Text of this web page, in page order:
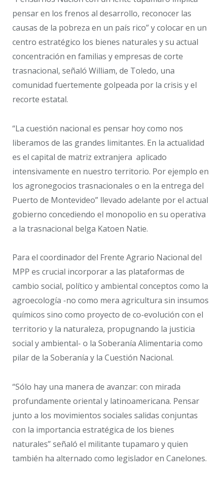
pensar en los frenos al desarrollo, reconocer las
causas de la pobreza en un país rico” y colocar en un
centro estratégico los bienes naturales y su actual
concentración en familias y empresas de corte
trasnacional, señaló William, de Toledo, una
comunidad fuertemente golpeada por la crisis y el
recorte estatal.
“La cuestión nacional es pensar hoy como nos
liberamos de las grandes limitantes. En la actualidad
es el capital de matriz extranjera aplicado
intensivamente en nuestro territorio. Por ejemplo en
los agronegocios trasnacionales o en la entrega del
Puerto de Montevideo” llevado adelante por el actual
gobierno concediendo el monopolio en su operativa
a la trasnacional belga Katoen Natie.
Para el coordinador del Frente Agrario Nacional del
MPP es crucial incorporar a las plataformas de
cambio social, político y ambiental conceptos como la
agroecología -no como mera agricultura sin insumos
químicos sino como proyecto de co-evolución con el
territorio y la naturaleza, propugnando la justicia
social y ambiental- o la Soberanía Alimentaria como
pilar de la Soberanía y la Cuestión Nacional.
“Sólo hay una manera de avanzar: con mirada
profundamente oriental y latinoamericana. Pensar
junto a los movimientos sociales salidas conjuntas
con la importancia estratégica de los bienes
naturales” señaló el militante tupamaro y quien
también ha alternado como legislador en Canelones.